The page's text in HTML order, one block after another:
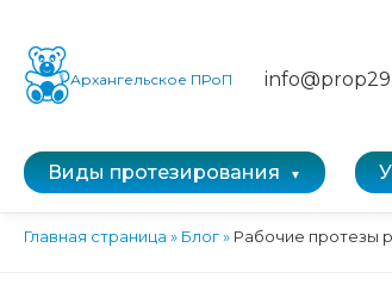
Архангельское ПРоП
Виды протезирования
Главная страница » Блог» Рабочие протезы